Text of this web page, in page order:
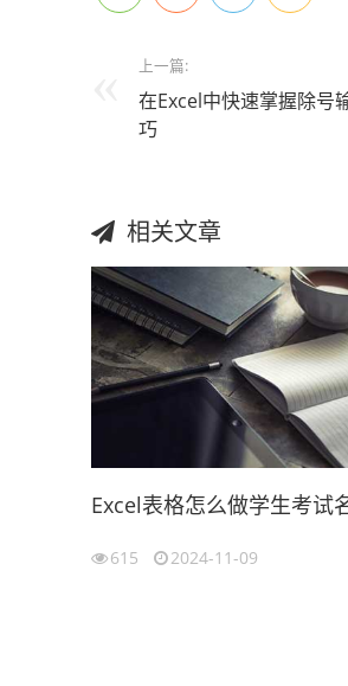
上一篇:
在Excel中快速掌握除号
巧
相关文章
Excel表格怎么做学生考试
615 2024-11-09